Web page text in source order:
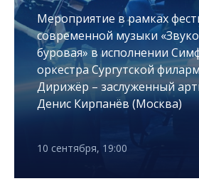
Мероприятие в рамках
современной музыки
буровая» в исполнении
оркестра Сургутской
Дирижёр – заслуженный
Денис Кирпанёв (Москва)
10 сентября, 19:00